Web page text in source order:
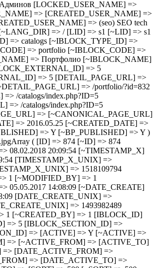
[LOCKED_USER_NAME] =>
=> [CREATED_USER_NAME] =>
=> (seo) SEO tech
=> / [LID] => s1 [~LID] => s1
=> catalogs [~IBLOCK_TYPE_ID] =>
=> portfolio [~IBLOCK_CODE] =>
=> Портфолио [~IBLOCK_NAME]
=> 5
=> 5 [DETAIL_PAGE_URL] =>
=> /portfolio/?id=832
/catalogs/index.php?ID=5
=> /catalogs/index.php?ID=5
=> [~CANONICAL_PAGE_URL]
=> 2016.05.25 [~CREATED_DATE] =>
=> Y [~BP_PUBLISHED] => Y )
( [ID] => 874 [~ID] => 874
08.02.2018 20:09:54 [~TIMESTAMP_X]
[TIMESTAMP_X_UNIX] =>
=> 1518109794
1 [~MODIFIED_BY] => 1
05.05.2017 14:08:09 [~DATE_CREATE]
[DATE_CREATE_UNIX] =>
=> 1493982489
1 [~CREATED_BY] => 1 [IBLOCK_ID]
=> 5 [IBLOCK_SECTION_ID] =>
=> [ACTIVE] => Y [~ACTIVE] =>
=> [~ACTIVE_FROM] => [ACTIVE_TO]
[DATE_ACTIVE_FROM] =>
=> [DATE_ACTIVE_TO] =>